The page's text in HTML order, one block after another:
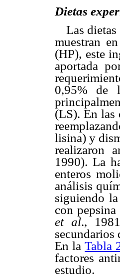
Dietas
Las
muestran
(HP), este
aportada
0,95% de
(LS). En las
lisina) y
realizaron
1990). La
enteros
análisis
siguiendo
con
et al.,
En laTabla
factores
estudio.